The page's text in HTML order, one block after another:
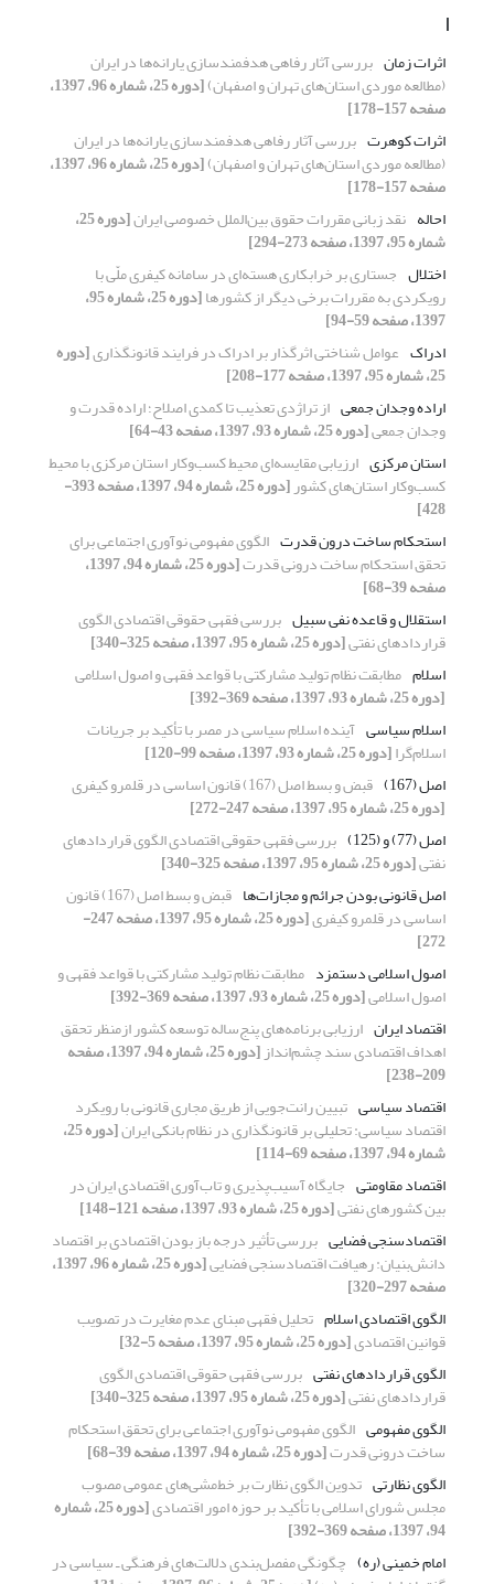
ا
اثرات زمان بررسی آثار رفاهی هدفمندسازی یارانه‌ها در ایران
(مطالعه موردی استان‌های تهران و اصفهان) [دوره 25، شماره 96، 1397،
صفحه 157-178]
اثرات کوهرت بررسی آثار رفاهی هدفمندسازی یارانه‌ها در ایران
(مطالعه موردی استان‌های تهران و اصفهان) [دوره 25، شماره 96، 1397،
صفحه 157-178]
احاله نقد زبانی مقررات حقوق بین‌الملل خصوصی ایران [دوره 25،
شماره 95، 1397، صفحه 273-294]
اختلال جستاری بر خرابکاری هسته‌ای در سامانه کیفری ملّی با
رویکردی به مقررات برخی دیگر از کشورها [دوره 25، شماره 95،
1397، صفحه 59-94]
ادراک عوامل شناختی اثرگذار بر ادراک در فرایند قانونگذاری[دوره
25، شماره 95، 1397، صفحه 177-208]
اراده وجدان جمعی از تراژدی تعذیب تا کمدی اصلاح؛ اراده قدرت و
وجدان جمعی[دوره 25، شماره 93، 1397، صفحه 43-64]
استان مرکزی ارزیابی مقایسه‌ای ‌محیط کسب‌و‌کار استان مرکزی با محیط
کسب‌وکار استان‌های کشور [دوره 25، شماره 94، 1397، صفحه 393-
428]
استحکام ساخت درون قدرت الگوی مفهومی نوآوری اجتماعی برای
تحقق استحکام ساخت درونی قدرت [دوره 25، شماره 94، 1397،
صفحه 39-68]
استقلال و قاعده نفی سبیل بررسی فقهی حقوقی اقتصادی الگوی
قراردادهای نفتی[دوره 25، شماره 95، 1397، صفحه 325-340]
اسلام مطابقت نظام تولید مشارکتی با قواعد فقهی و اصول اسلامی
[دوره 25، شماره 93، 1397، صفحه 369-392]
اسلام سیاسی آینده اسلام سیاسی در مصر با تأکید بر جریانات
اسلام‌گرا[دوره 25، شماره 93، 1397، صفحه 99-120]
اصل (167)
قبض و بسط اصل (167) قانون اساسی در قلمرو کیفری
[دوره 25، شماره 95، 1397، صفحه 247-272]
اصل (77) و (125)
بررسی فقهی حقوقی اقتصادی الگوی قراردادهای
نفتی[دوره 25، شماره 95، 1397، صفحه 325-340]
اصل قانونی بودن جرائم و مجازات‌ها
قبض و بسط اصل (167) قانون
اساسی در قلمرو کیفری [دوره 25، شماره 95، 1397، صفحه 247-
272]
اصول اسلامی دستمزد مطابقت نظام تولید مشارکتی با قواعد فقهی و
اصول اسلامی[دوره 25، شماره 93، 1397، صفحه 369-392]
اقتصاد ایران ارزیابی برنامه‌های پنج‌ساله توسعه کشور ازمنظر تحقق
اهداف اقتصادی سند چشم‌انداز [دوره 25، شماره 94، 1397، صفحه
209-238]
اقتصاد سیاسی تبیین رانت‌جویی از طریق مجاری قانونی با رویکرد
اقتصاد سیاسی: تحلیلی بر قانونگذاری در نظام بانکی ایران [دوره 25،
شماره 94، 1397، صفحه 69-114]
اقتصاد مقاومتی جایگاه آسیب‌پذیری و تاب‌آوری اقتصادی ایران در
بین کشورهای نفتی[دوره 25، شماره 93، 1397، صفحه 121-148]
اقتصاد‌سنجی فضایی بررسی تأثیر درجه باز بودن اقتصادی بر اقتصاد
دانش‌بنیان: رهیافت اقتصادسنجی فضایی [دوره 25، شماره 96، 1397،
صفحه 297-320]
الگوی اقتصادی اسلام تحلیل فقهی مبنای عدم مغایرت در تصویب
قوانین اقتصادی[دوره 25، شماره 95، 1397، صفحه 5-32]
الگوی قراردادهای نفتی بررسی فقهی حقوقی اقتصادی الگوی
قراردادهای نفتی[دوره 25، شماره 95، 1397، صفحه 325-340]
الگوی مفهومی الگوی مفهومی نوآوری اجتماعی برای تحقق استحکام
ساخت درونی قدرت[دوره 25، شماره 94، 1397، صفحه 39-68]
الگوی نظارتی تدوین الگوی نظارت بر خط‌مشی‌های عمومی مصوب
مجلس شورای اسلامی با تأکید بر حوزه امور اقتصادی [دوره 25، شماره
94، 1397، صفحه 369-392]
امام خمینی (ره) چگونگی مفصل‌بندی دلالت‌های فرهنگی ـ سیاسی در